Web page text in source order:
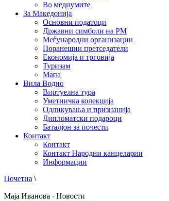
Во медиумите
За Македонија
Основни податоци
Државни симболи на РМ
Меѓународни организации
Поранешни претседатели
Економија и трговија
Туризам
Мапа
Вила Водно
Виртуелна тура
Уметничка колекција
Одликувања и признанија
Дипломатски подароци
Баталјон за почести
Контакт
Контакт
Контакт Народни канцеларии
Информации
Почетна \
Маја Иванова - Новости